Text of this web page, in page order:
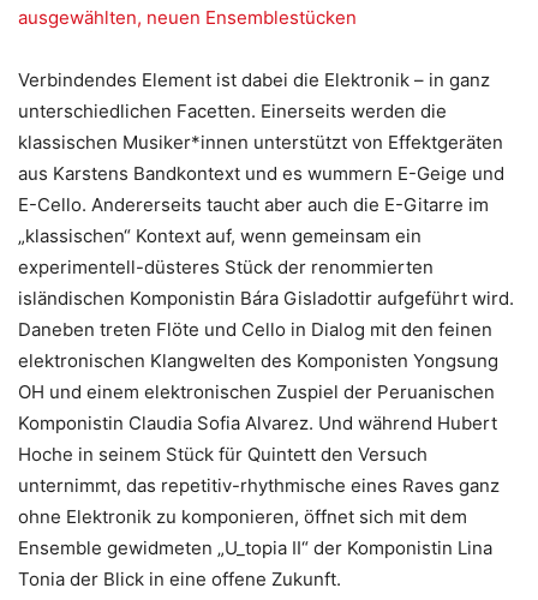
ausgewählten, neuen Ensemblestücken
Verbindendes Element ist dabei die Elektronik – in ganz
unterschiedlichen Facetten. Einerseits werden die
klassischen Musiker*innen unterstützt von Effektgeräten
aus Karstens Bandkontext und es wummern E-Geige und
E-Cello. Andererseits taucht aber auch die E-Gitarre im
„klassischen“ Kontext auf, wenn gemeinsam ein
experimentell-düsteres Stück der renommierten
isländischen Komponistin Bára Gisladottir aufgeführt wird.
Daneben treten Flöte und Cello in Dialog mit den feinen
elektronischen Klangwelten des Komponisten Yongsung
OH und einem elektronischen Zuspiel der Peruanischen
Komponistin Claudia Sofia Alvarez. Und während Hubert
Hoche in seinem Stück für Quintett den Versuch
unternimmt, das repetitiv-rhythmische eines Raves ganz
ohne Elektronik zu komponieren, öffnet sich mit dem
Ensemble gewidmeten „U_topia II“ der Komponistin Lina
Tonia der Blick in eine offene Zukunft.